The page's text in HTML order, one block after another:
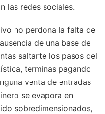
las redes sociales.
no perdona la falta de
de una base de
saltarte los pasos del
terminas pagando
venta de entradas
se evapora en
sobredimensionados,